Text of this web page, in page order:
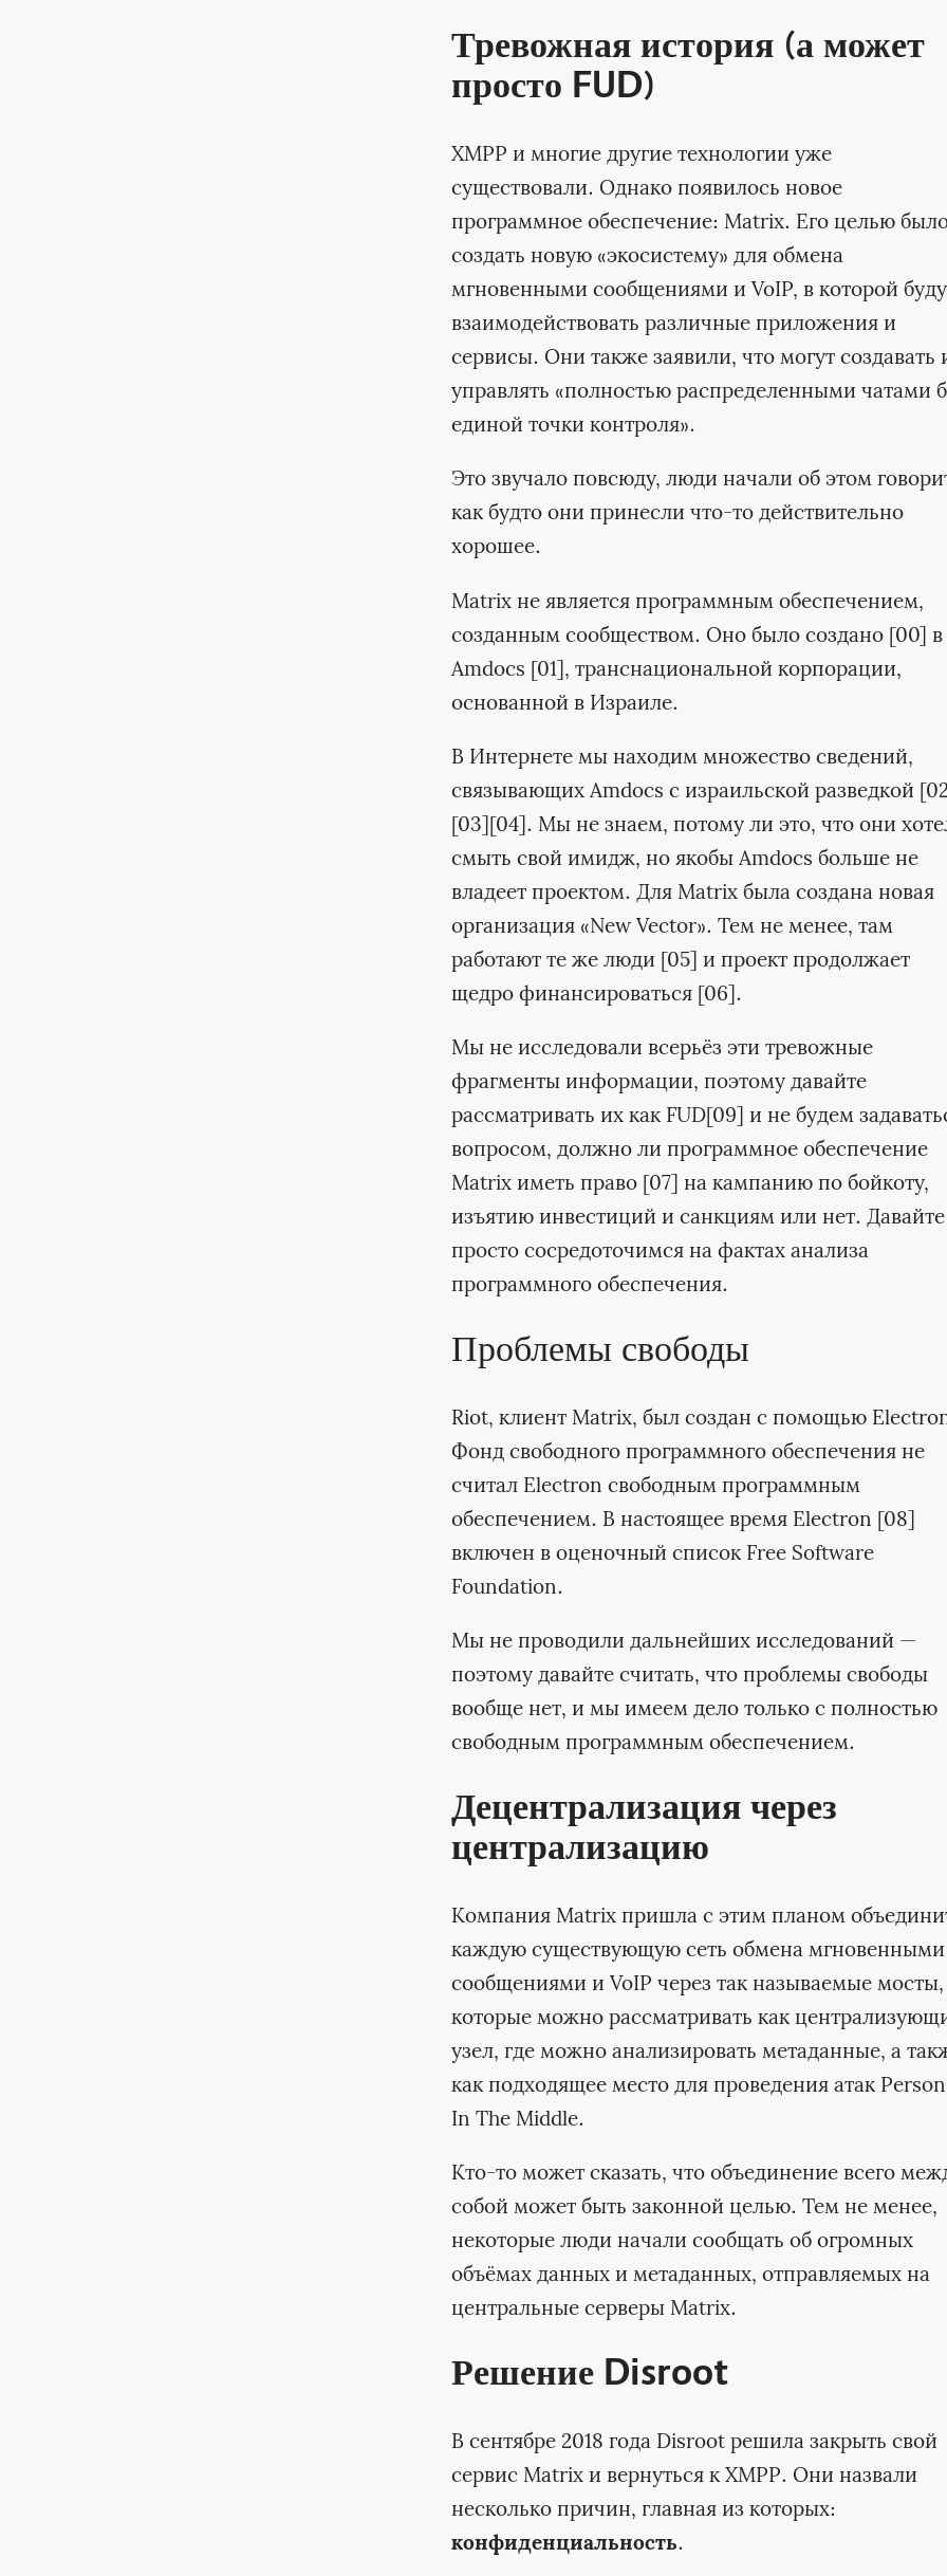
Тревожная история (а может
просто FUD)
XMPP и многие другие технологии уже
существовали. Однако появилось новое
программное обеспечение: Matrix. Его целью
создать новую «экосистему» ​​для обмена
мгновенными сообщениями и VoIP, в которой
взаимодействовать различные приложения и
сервисы. Они также заявили, что могут создавать
управлять «полностью распределенными чатами
единой точки контроля».
Это звучало повсюду, люди начали об этом
как будто они принесли что-то действительно
хорошее.
Matrix не является программным обеспечением,
созданным сообществом. Оно было создано [00] в
Amdocs [01], транснациональной корпорации,
основанной в Израиле.
В Интернете мы находим множество сведений,
связывающих Amdocs с израильской разведкой
[03][04]. Мы не знаем, потому ли это, что они
смыть свой имидж, но якобы Amdocs больше не
владеет проектом. Для Matrix была создана новая
организация «New Vector». Тем не менее, там
работают те же люди [05] и проект продолжает
щедро финансироваться [06].
Мы не исследовали всерьёз эти тревожные
фрагменты информации, поэтому давайте
рассматривать их как FUD[09] и не будем
вопросом, должно ли программное обеспечение
Matrix иметь право [07] на кампанию по бойкоту,
изъятию инвестиций и санкциям или нет. Давайте
просто сосредоточимся на фактах анализа
программного обеспечения.
Проблемы свободы
Riot, клиент Matrix, был создан с помощью
Фонд свободного программного обеспечения не
считал Electron свободным программным
обеспечением. В настоящее время Electron [08]
включен в оценочный список Free Software
Foundation.
Мы не проводили дальнейших исследований —
поэтому давайте считать, что проблемы свободы
вообще нет, и мы имеем дело только с полностью
свободным программным обеспечением.
Децентрализация через
централизацию
Компания Matrix пришла с этим планом
каждую существующую сеть обмена мгновенными
сообщениями и VoIP через так называемые мосты,
которые можно рассматривать как
узел, где можно анализировать метаданные, а
как подходящее место для проведения атак Person
In The Middle.
Кто-то может сказать, что объединение всего
собой может быть законной целью. Тем не менее,
некоторые люди начали сообщать об огромных
объёмах данных и метаданных, отправляемых на
центральные серверы Matrix.
Решение Disroot
В сентябре 2018 года Disroot решила закрыть свой
сервис Matrix и вернуться к XMPP. Они назвали
несколько причин, главная из которых:
конфиденциальность.